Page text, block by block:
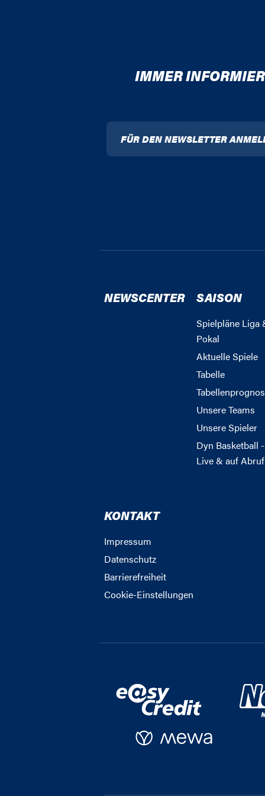
IMMER
FÜR DEN NEWSLETTER
NEWSCENTER SAISON
Spielpläne Liga
Pokal
Aktuelle Spiele
Tabelle
Unsere Teams
Unsere Spieler
Dyn Basketball -
Live & auf Abruf
KONTAKT
Impressum
Datenschutz
Barrierefreiheit
Cookie-Einstellungen